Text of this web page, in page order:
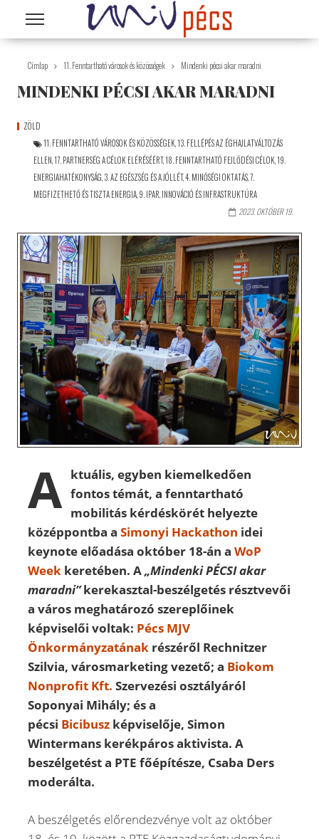
Ugrás a tartalomra
Címlap 11. Fenntartható városok és közösségek Mindenki pécsi akar maradni
MINDENKI PÉCSI AKAR MARADNI
ZÖLD
11. FENNTARTHATÓ VÁROSOK ÉS KÖZÖSSÉGEK,13. FELLÉPÉS AZ ÉGHAJLATVÁLTOZÁS
ELLEN,17. PARTNERSÉG A CÉLOK ELÉRÉSÉÉRT,18. FENNTARTHATÓ FEJLŐDÉSI CÉLOK,19.
ENERGIAHATÉKONYSÁG,3. AZ EGÉSZSÉG ÉS A JÓLLÉT,4. MINŐSÉGI OKTATÁS,7.
MEGFIZETHETŐ ÉS TISZTA ENERGIA,9. IPAR, INNOVÁCIÓ ÉS INFRASTRUKTÚRA
2023. OKTÓBER 19.
A ktuális, egyben kiemelkedően
fontos témát, a fenntartható
mobilitás kérdéskörét helyezte
középpontba a Simonyi Hackathon idei
keynote előadása október 18-án a WoP
Week keretében. A„Mindenki PÉCSI akar
maradni”kerekasztal-beszélgetés résztvevői
a város meghatározó szereplőinek
képviselői voltak: Pécs MJV
Önkormányzatának részéről Rechnitzer
Szilvia, városmarketing vezető; a Biokom
Nonprofit Kft. Szervezési osztályáról
Soponyai Mihály; és a
pécsi Bicibusz képviselője, Simon
Wintermans kerékpáros aktivista. A
beszélgetést a PTE főépítésze, Csaba Ders
moderálta.
A beszélgetés előrendezvénye volt az október